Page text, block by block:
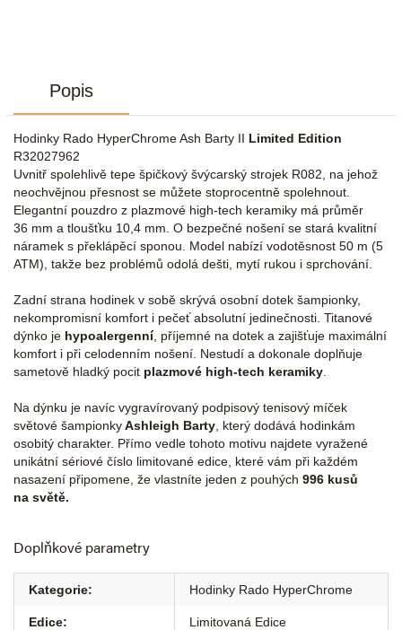
Popis
Hodinky Rado HyperChrome Ash Barty II Limited Edition
R32027962
Uvnitř spolehlivě tepe špičkový švýcarský strojek R082, na jehož
neochvějnou přesnost se můžete stoprocentně spolehnout.
Elegantní pouzdro z plazmové high-tech keramiky má průměr
36 mm a tloušťku 10,4 mm. O bezpečné nošení se stará kvalitní
náramek s překlápěcí sponou. Model nabízí vodotěsnost 50 m (5
ATM), takže bez problémů odolá dešti, mytí rukou i sprchování.
Zadní strana hodinek v sobě skrývá osobní dotek šampionky,
nekompromisní komfort i pečeť absolutní jedinečnosti. Titanové
dýnko je hypoalergenní, příjemné na dotek a zajišťuje maximální
komfort i při celodenním nošení. Nestudí a dokonale doplňuje
sametově hladký pocit plazmové high-tech keramiky
Na dýnku je navíc vygravírovaný podpisový tenisový míček
světové šampionkyAshleigh Barty , který dodává hodinkám
osobitý charakter. Přímo vedle tohoto motivu najdete vyražené
unikátní sériové číslo limitované edice, které vám při každém
nasazení připomene, že vlastníte jeden z pouhých 996 kusů
na světě.
Doplňkové parametry
Kategorie: Hodinky Rado HyperChrome
Edice: Limitovaná Edice